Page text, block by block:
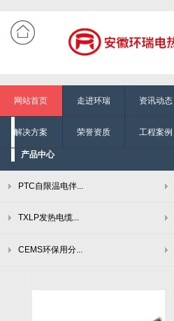
网站首页 走进环瑞 资讯动态
解决方案 荣誉资质 工程案例
产品中心
PTC自限温电伴...
TXLP发热电缆...
CEMS环保用分...